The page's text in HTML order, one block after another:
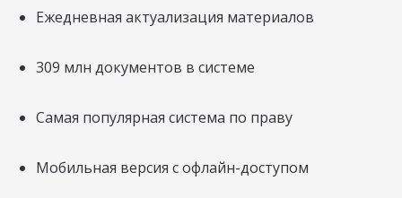
Ежедневная актуализация материалов
309 млн документов в системе
Самая популярная система по праву
Мобильная версия с офлайн-доступом